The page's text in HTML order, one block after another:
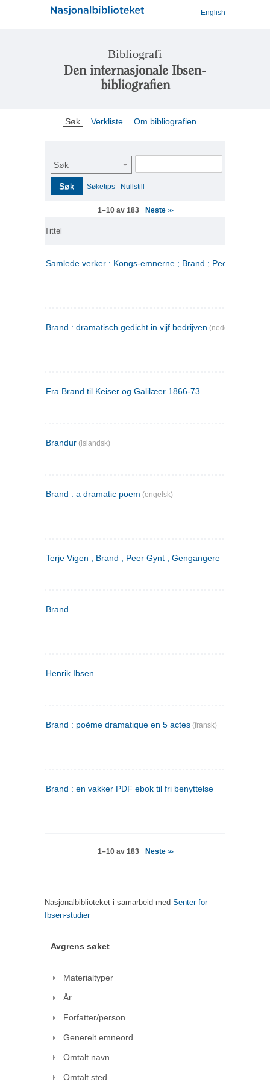
English
Bibliografi
Den internasjonale Ibsen-
bibliografien
Søk Verkliste Om bibliografien
Søk
Søk Søketips Nullstill
1–10 av 183 Neste >>
Tittel
Samlede verker : Kongs-emnerne ; Brand ; Peer Gynt. 2
Brand : dramatisch gedicht in vijf bedrijven (nederlandsk)
Fra Brand til Keiser og Galilæer 1866-73
Brandur (islandsk)
Brand : a dramatic poem (engelsk)
Terje Vigen ; Brand ; Peer Gynt ; Gengangere
Brand
Henrik Ibsen
Brand : poème dramatique en 5 actes (fransk)
Brand : en vakker PDF ebok til fri benyttelse
1–10 av 183 Neste >>
Nasjonalbiblioteket i samarbeid med Senter for
Ibsen-studier
Avgrens søket
Materialtyper
År
Forfatter/person
Generelt emneord
Omtalt navn
Omtalt sted